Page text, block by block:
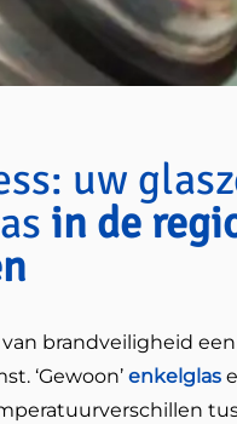
uw
in de
brandveiligheid
‘Gewoon’ enkelglas